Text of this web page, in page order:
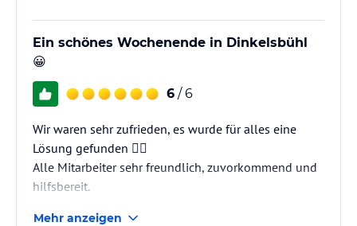
Ein schönes Wochenende in Dinkelsbühl
😀
6 / 6
Wir waren sehr zufrieden, es wurde für alles eine
Lösung gefunden 👍🏼
Alle Mitarbeiter sehr freundlich, zuvorkommend und
hilfsbereit.
Mehr anzeigen